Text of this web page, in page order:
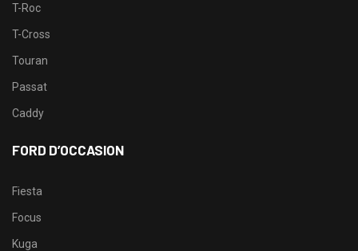
T-Roc
T-Cross
Touran
Passat
Caddy
FORD D’OCCASION
Fiesta
Focus
Kuga